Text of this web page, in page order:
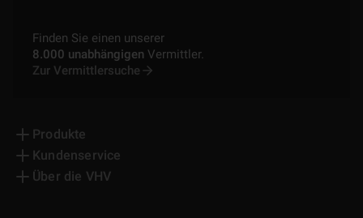
Finden Sie einen unserer
8.000 unabhängigen Vermittler.
Zur Vermittlersuche
Produkte
Kundenservice
Über die VHV